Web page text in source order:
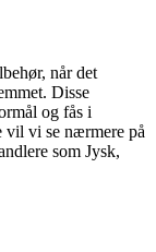
når det
Disse
og fås i
vil vi se nærmere på
som Jysk,